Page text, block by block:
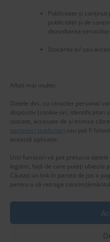
Publicitate și
publicității și de
dezvoltarea serviciilor
Stocarea și/ sau
Aflați mai multe:
Datele dvs. cu caracter personal
dispozitiv (cookie-uri, identificatori
stocate, accesate de și trimise către
parteneri publicitari sau pot fi
această aplicație.
Unii furnizori vă pot prelucra
legitim, față de care puteți obiecta
Căutați un link în partea de jos a
pentru a vă retrage
Privacy & Cookies: This site